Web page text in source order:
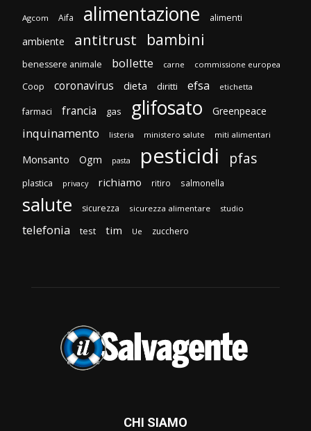
Agcom Aifa alimentazione alimenti
ambiente antitrust bambini
benessere animale bollette carne commissione europea
Coop coronavirus dieta diritti efsa etichetta
farmaci francia gas glifosato Greenpeace
inquinamento listeria ministero salute miti alimentari
Monsanto Ogm pasta pesticidi pfas
plastica privacy richiamo ritiro salmonella
salute sicurezza sicurezza alimentare studio
telefonia test tim Ue zucchero
CHI SIAMO